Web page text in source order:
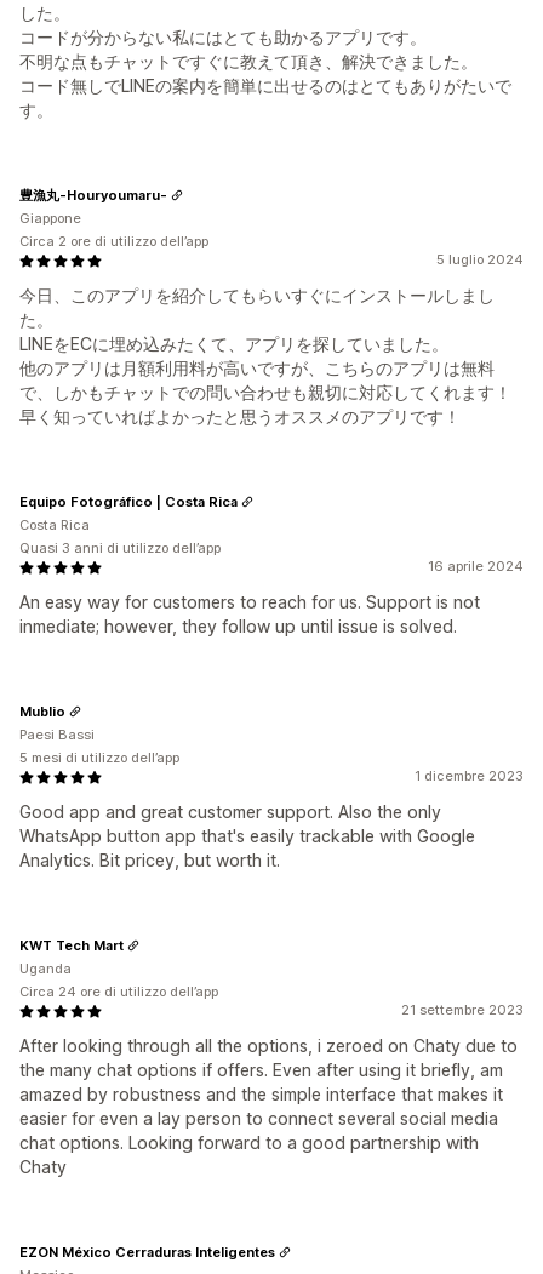
した。
コードが分からない私にはとても助かるアプリです。
不明な点もチャットですぐに教えて頂き、解決できました。
コード無しでLINEの案内を簡単に出せるのはとてもありがたいで
す。
5 luglio 2024
今日、このアプリを紹介してもらいすぐにインストールしまし
た。
LINEをECに埋め込みたくて、アプリを探していました。
他のアプリは月額利用料が高いですが、こちらのアプリは無料
で、しかもチャットでの問い合わせも親切に対応してくれます！
早く知っていればよかったと思うオススメのアプリです！
豊漁丸-Houryoumaru-
Giappone
Circa 2 ore di utilizzo dell’app
16 aprile 2024
An easy way for customers to reach for us. Support is not
inmediate; however, they follow up until issue is solved.
Equipo Fotográfico | Costa Rica
Costa Rica
Quasi 3 anni di utilizzo dell’app
1 dicembre 2023
Good app and great customer support. Also the only
WhatsApp button app that's easily trackable with Google
Analytics. Bit pricey, but worth it.
Mublio
Paesi Bassi
5 mesi di utilizzo dell’app
21 settembre 2023
After looking through all the options, i zeroed on Chaty due to
the many chat options if offers. Even after using it briefly, am
amazed by robustness and the simple interface that makes it
easier for even a lay person to connect several social media
chat options. Looking forward to a good partnership with
Chaty
KWT Tech Mart
Uganda
Circa 24 ore di utilizzo dell’app
EZON México Cerraduras Inteligentes